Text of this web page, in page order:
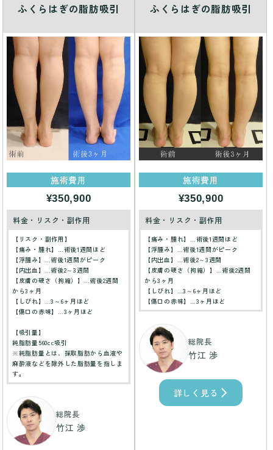
ふくらはぎの脂肪吸引
施術費用
¥350,900
料金・リスク・副作用
【リスク・副作用】
【痛み・腫れ】…術後1週間ほど
【浮腫み】…術後1週間がピーク
【内出血】…術後2～3週間
【皮膚の硬さ（拘縮）】…術後2週間
から3ヶ月
【しびれ】…3～6ヶ月ほど
【傷口の赤味】…3ヶ月ほど
【吸引量】
純脂肪量560cc吸引
※純脂肪量とは、採取脂肪から血液や
麻酔液などを除外した脂肪量を指しま
す。
総院長
竹江 渉
ふくらはぎの脂肪吸引
施術費用
¥350,900
料金・リスク・副作用
【痛み・腫れ】…術後1週間ほど
【浮腫み】…術後1週間がピーク
【内出血】…術後2～3週間
【皮膚の硬さ（拘縮）】…術後2週間
から3ヶ月
【しびれ】…3～6ヶ月ほど
【傷口の赤味】…3ヶ月ほど
総院長
竹江 渉
詳しく見る